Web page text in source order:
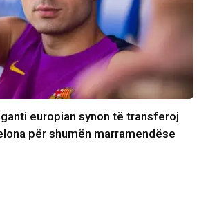
europian synon të transferoj
për shumën marramendëse